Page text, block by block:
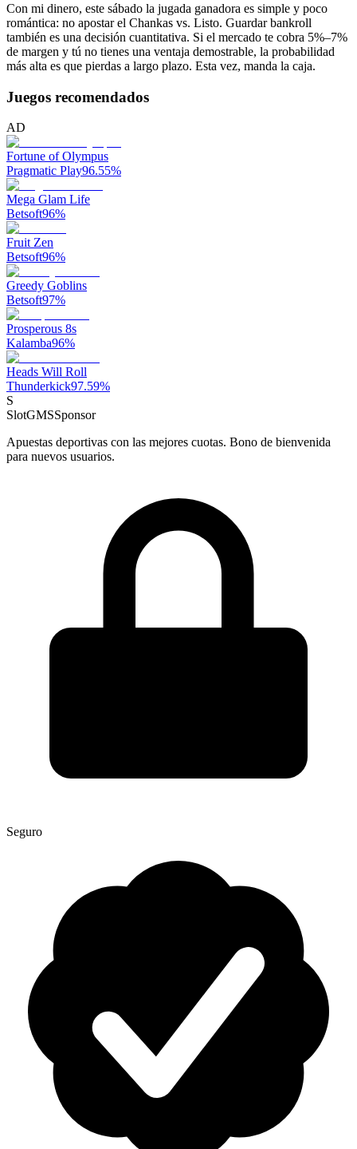
Con mi dinero, este sábado la jugada ganadora es simple y poco
romántica: no apostar el Chankas vs. Listo. Guardar bankroll
también es una decisión cuantitativa. Si el mercado te cobra 5%–7%
de margen y tú no tienes una ventaja demostrable, la probabilidad
más alta es que pierdas a largo plazo. Esta vez, manda la caja.
Juegos recomendados
AD
Fortune of Olympus
Pragmatic Play96.55%
Mega Glam Life
Betsoft96%
Fruit Zen
Betsoft96%
Greedy Goblins
Betsoft97%
Prosperous 8s
Kalamba96%
Heads Will Roll
Thunderkick97.59%
S
SlotGMSSponsor
Apuestas deportivas con las mejores cuotas. Bono de bienvenida
para nuevos usuarios.
Seguro